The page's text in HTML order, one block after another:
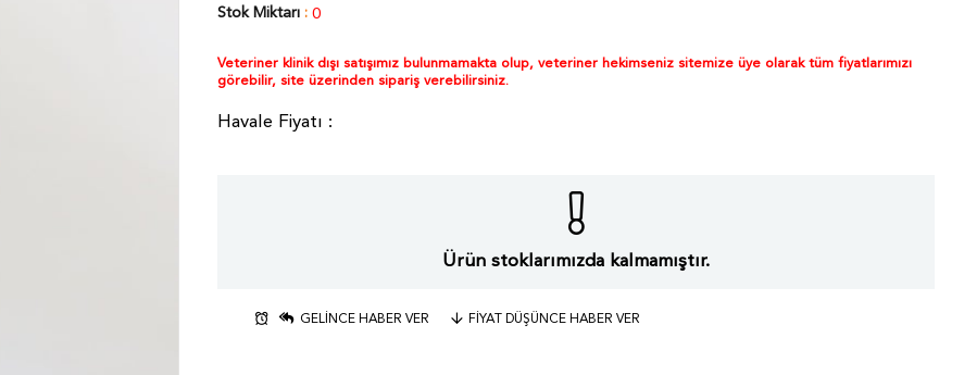
Stok Miktarı : 0
Veteriner klinik dışı satışımız bulunmamakta olup, veteriner hekimseniz sitemize üye olarak tüm fiyatlarımızı
görebilir, site üzerinden sipariş verebilirsiniz.
Ürün stoklarımızda kalmamıştır.
GELINCE HABER VER FIYAT DÜŞÜNCE HABER VER